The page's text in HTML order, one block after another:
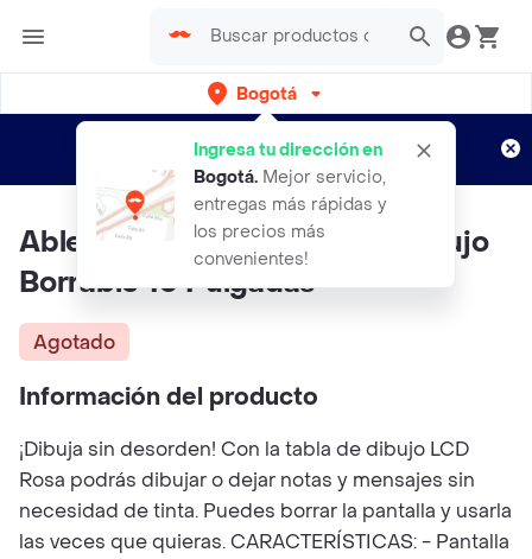
Bogotá
Ingresa tu dirección en
Bogotá. Mejor servicio,
entregas más rápidas y
los precios más
convenientes!
envíos gratis por semanas
Aplican TyC
Ablero Pizarra Magica Lcd Dibujo
Borrable 10 Pulgadas
Agotado
Información del producto
¡Dibuja sin desorden! Con la tabla de dibujo LCD
Rosa podrás dibujar o dejar notas y mensajes sin
necesidad de tinta. Puedes borrar la pantalla y usarla
las veces que quieras. CARACTERÍSTICAS: - Pantalla